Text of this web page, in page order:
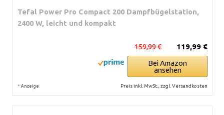
Tefal Power Pro Compact 200 Dampfbügelstation,
2400 W, leicht und kompakt
119,99 €
159,99 €
Bei Amazon
ansehen
* Anzeige Preis inkl. MwSt., zzgl. Versandkosten